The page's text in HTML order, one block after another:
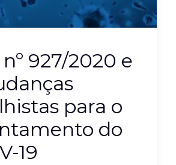
927/2020 e
para o
do
19